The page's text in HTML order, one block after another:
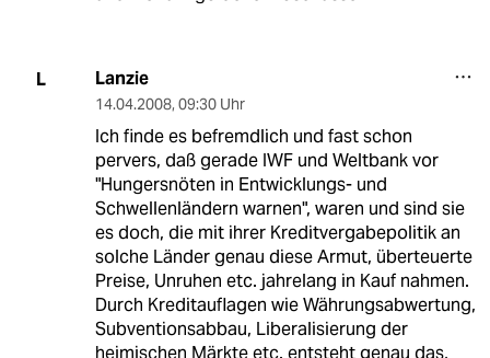
L Lanzie
14.04.2008, 09:30 Uhr
Ich finde es befremdlich und fast schon
pervers, daß gerade IWF und Weltbank vor
"Hungersnöten in Entwicklungs- und
Schwellenländern warnen", waren und sind sie
es doch, die mit ihrer Kreditvergabepolitik an
solche Länder genau diese Armut, überteuerte
Preise, Unruhen etc. jahrelang in Kauf nahmen.
Durch Kreditauflagen wie Währungsabwertung,
Subventionsabbau, Liberalisierung der
heimischen Märkte etc. entsteht genau das,